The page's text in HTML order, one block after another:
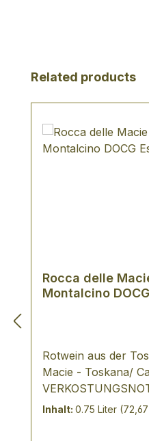
Produktgalerie
Related products
Rocca delle
Montalcino
Rotwein aus der
Macie - Toskana/
VERKOSTUNGSNOTIZ:
Rubinrot, das mit
Inhalt: 0.75 Liter